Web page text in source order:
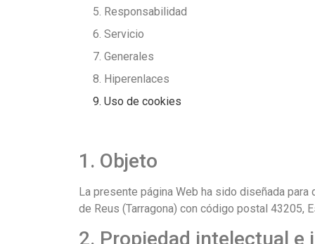
5. Responsabilidad
6. Servicio
7. Generales
8. Hiperenlaces
9. Uso de cookies
1. Objeto
La presente página Web ha sido diseñada
de Reus (Tarragona) con código postal 43205,
2. Propiedad intelectual e